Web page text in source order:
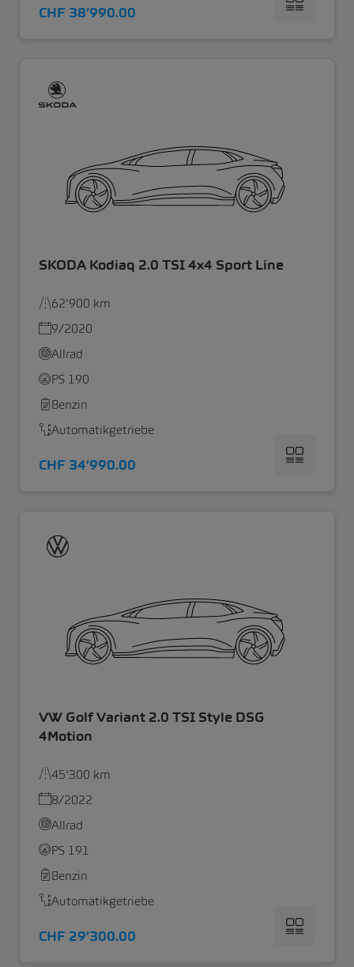
CHF 38’990.00
SKODA Kodiaq 2.0 TSI 4x4 Sport Line
62’900 km
9/2020
Allrad
PS 190
Benzin
Automatikgetriebe
CHF 34’990.00
VW Golf Variant 2.0 TSI Style DSG
4Motion
45’300 km
8/2022
Allrad
PS 191
Benzin
Automatikgetriebe
CHF 29’300.00